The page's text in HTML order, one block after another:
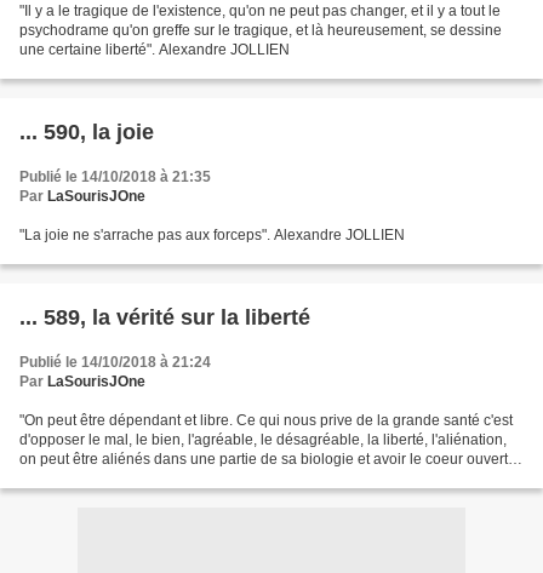
"Il y a le tragique de l'existence, qu'on ne peut pas changer, et il y a tout le
psychodrame qu'on greffe sur le tragique, et là heureusement, se dessine
une certaine liberté". Alexandre JOLLIEN
... 590, la joie
Publié le 14/10/2018 à 21:35
Par LaSourisJOne
"La joie ne s'arrache pas aux forceps". Alexandre JOLLIEN
... 589, la vérité sur la liberté
Publié le 14/10/2018 à 21:24
Par LaSourisJOne
"On peut être dépendant et libre. Ce qui nous prive de la grande santé c'est
d'opposer le mal, le bien, l'agréable, le désagréable, la liberté, l'aliénation,
on peut être aliénés dans une partie de sa biologie et avoir le coeur ouvert et